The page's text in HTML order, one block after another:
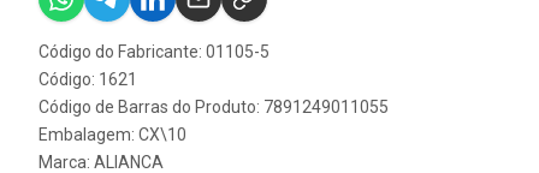
Código do Fabricante: 01105-5
Código: 1621
Código de Barras do Produto: 7891249011055
Embalagem: CX\10
Marca: ALIANCA